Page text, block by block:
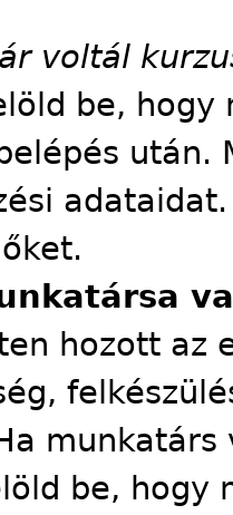
voltál
be,
után.
hozott az
be, hogy